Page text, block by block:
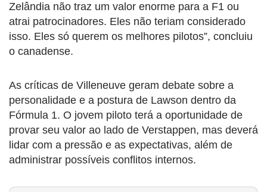
Zelândia não traz um valor enorme para a F1 ou
atrai patrocinadores. Eles não teriam considerado
isso. Eles só querem os melhores pilotos”, concluiu
o canadense.
As críticas de Villeneuve geram debate sobre a
personalidade e a postura de Lawson dentro da
Fórmula 1. O jovem piloto terá a oportunidade de
provar seu valor ao lado de Verstappen, mas deverá
lidar com a pressão e as expectativas, além de
administrar possíveis conflitos internos.